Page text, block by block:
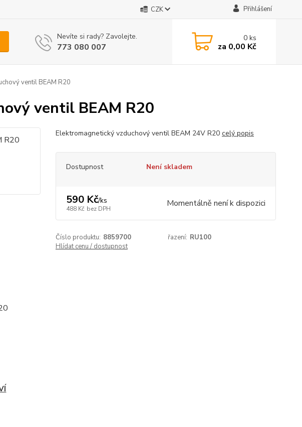
CZK Přihlášení
Nevíte si rady? Zavolejte.
773 080 007
0ks
za 0,00 Kč
ventil BEAM R20
ventil BEAM R20
Elektromagnetický vzduchový ventil BEAM 24V R20 celý popis
Dostupnost Není skladem
590 Kč/ks
488 Kč bez DPH Momentálně není k dispozici
Číslo produktu: 8859700 řazení: RU100
Hlídat cenu / dostupnost